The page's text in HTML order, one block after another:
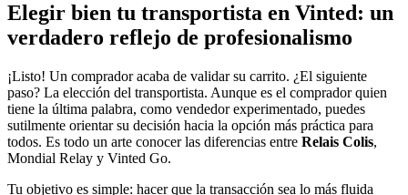
Elegir bien tu transportista en Vinted: un
verdadero reflejo de profesionalismo
¡Listo! Un comprador acaba de validar su carrito. ¿El siguiente
paso? La elección del transportista. Aunque es el comprador quien
tiene la última palabra, como vendedor experimentado, puedes
sutilmente orientar su decisión hacia la opción más práctica para
todos. Es todo un arte conocer las diferencias entre Relais Colis,
Mondial Relay y Vinted Go.
Tu objetivo es simple: hacer que la transacción sea lo más fluida